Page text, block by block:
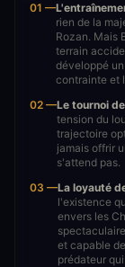
01 —
rien de la
Rozan. Mais
terrain
développé
contrainte et
02 —Le tournoi
tension du
trajectoire
jamais offrir
s'attend pas.
03 —La loyauté
l'existence
envers les
et capable
prédateur